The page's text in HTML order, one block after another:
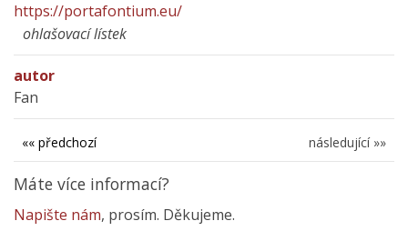
https://portafontium.eu/
ohlašovací lístek
autor
Fan
následující »»
«« předchozí
Máte více informací?
Napište nám, prosím. Děkujeme.